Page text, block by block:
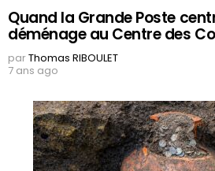
Quand la Grande Poste
déménage au Centre des
parThomas RIBOULET
7 ans ago